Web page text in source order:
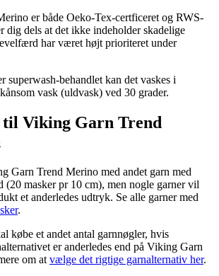
er både Oeko-Tex-certficeret og RWS-
dig dels at det ikke indeholder skadelige
har været højt prioriteret under
superwash-behandlet kan det vaskes i
vask (uldvask) ved 30 grader.
Viking Garn Trend
Garn Trend Merino med andet garn med
(20 masker pr 10 cm), men nogle garner vil
et anderledes udtryk. Se alle garner med
.
købe et andet antal garnnøgler, hvis
er anderledes end på Viking Garn
om at vælge det rigtige garnalternativ her.